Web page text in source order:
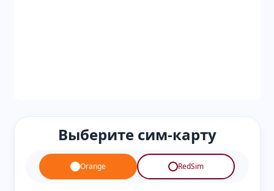
Выберите сим-карту
Orange RedSim